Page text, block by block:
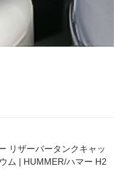
リザーバータンクキャッ
ム | HUMMER/ハマー H2